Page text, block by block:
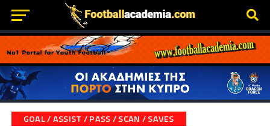
GOAL / ASSIST / PASS / SCAN / SAVES